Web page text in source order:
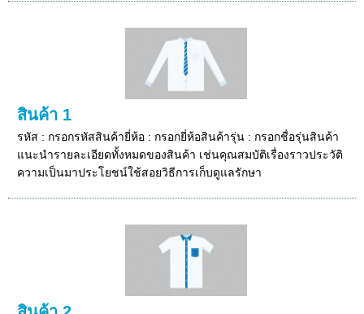
สินค้า 1
รหัส : กรอกรหัสสินค้ายี่ห้อ : กรอกยี่ห้อสินค้ารุ่น : กรอกชื่อรุ่นสินค้า
แนะนำรายละเอียดทั้งหมดของสินค้า เช่นคุณสมบัติเรื่องราวประวัติ
ความเป็นมาประโยชน์ใช้สอยวิธีการเก็บดูแลรักษา